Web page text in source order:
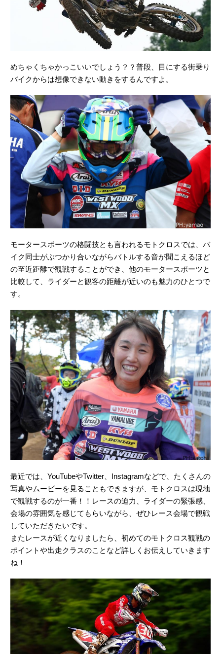
めちゃくちゃかっこいいでしょう？？普段、目にする街乗り
バイクからは想像できない動きをするんですよ。
モータースポーツの格闘技とも言われるモトクロスでは、バ
イク同士がぶつかり合いながらバトルする音が聞こえるほど
の至近距離で観戦することができ、他のモータースポーツと
比較して、ライダーと観客の距離が近いのも魅力のひとつで
す。
最近では、YouTubeやTwitter、Instagramなどで、たくさんの
写真やムービーを見ることもできますが、モトクロスは現地
で観戦するのが一番！！レースの迫力、ライダーの緊張感、
会場の雰囲気を感じてもらいながら、ぜひレース会場で観戦
していただきたいです。
またレースが近くなりましたら、初めてのモトクロス観戦の
ポイントや出走クラスのことなど詳しくお伝えしていきます
ね！